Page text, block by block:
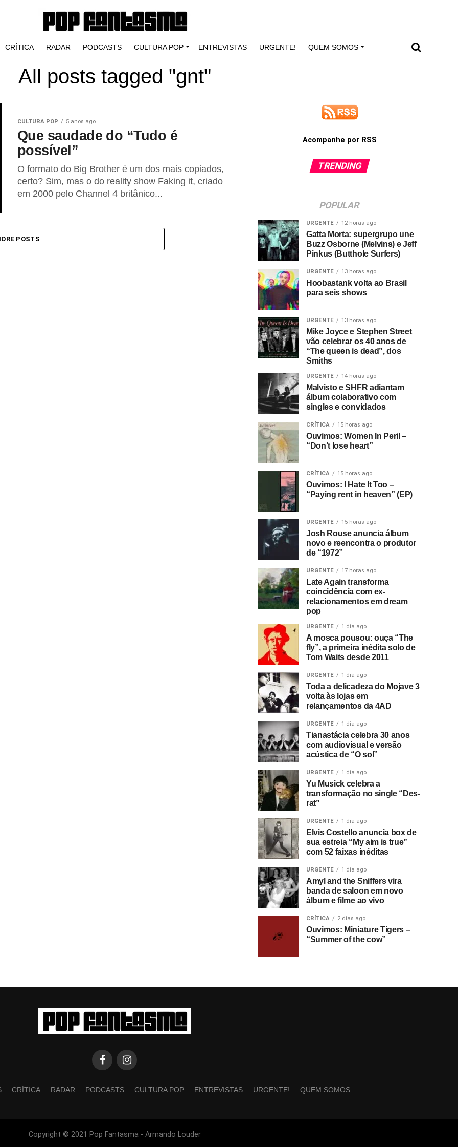
CRÍTICA RADAR PODCASTS CULTURA POP ENTREVISTAS URGENTE! QUEM SOMOS
All posts tagged "gnt"
CULTURA POP 5 anos ago
Que saudade do “Tudo é
possível”
O formato do Big Brother é um dos mais copiados,
certo? Sim, mas o do reality show Faking it, criado
em 2000 pelo Channel 4 britânico...
POSTS
Acompanhe por RSS
TRENDING
POPULAR
URGENTE 12 horas ago
Gatta Morta: supergrupo une
Buzz Osborne (Melvins) e Jeff
Pinkus (Butthole Surfers)
URGENTE 13 horas ago
Hoobastank volta ao Brasil
para seis shows
URGENTE 13 horas ago
Mike Joyce e Stephen Street
vão celebrar os 40 anos de
“The queen is dead”, dos
Smiths
URGENTE 14 horas ago
Malvisto e SHFR adiantam
álbum colaborativo com
singles e convidados
CRÍTICA 15 horas ago
Ouvimos: Women In Peril –
“Don’t lose heart”
CRÍTICA 15 horas ago
Ouvimos: I Hate It Too –
“Paying rent in heaven” (EP)
URGENTE 15 horas ago
Josh Rouse anuncia álbum
novo e reencontra o produtor
de “1972”
URGENTE 17 horas ago
Late Again transforma
coincidência com ex-
relacionamentos em dream
pop
URGENTE 1 dia ago
A mosca pousou: ouça “The
fly”, a primeira inédita solo de
Tom Waits desde 2011
URGENTE 1 dia ago
Toda a delicadeza do Mojave 3
volta às lojas em
relançamentos da 4AD
URGENTE 1 dia ago
Tianastácia celebra 30 anos
com audiovisual e versão
acústica de “O sol”
URGENTE 1 dia ago
Yu Musick celebra a
transformação no single “Des-
rat”
URGENTE 1 dia ago
Elvis Costello anuncia box de
sua estreia “My aim is true”
com 52 faixas inéditas
URGENTE 1 dia ago
Amyl and the Sniffers vira
banda de saloon em novo
álbum e filme ao vivo
CRÍTICA 2 dias ago
Ouvimos: Miniature Tigers –
“Summer of the cow”
CRÍTICA RADAR PODCASTS CULTURA POP ENTREVISTAS URGENTE! QUEM SOMOS
Copyright © 2021 Pop Fantasma - Armando Louder